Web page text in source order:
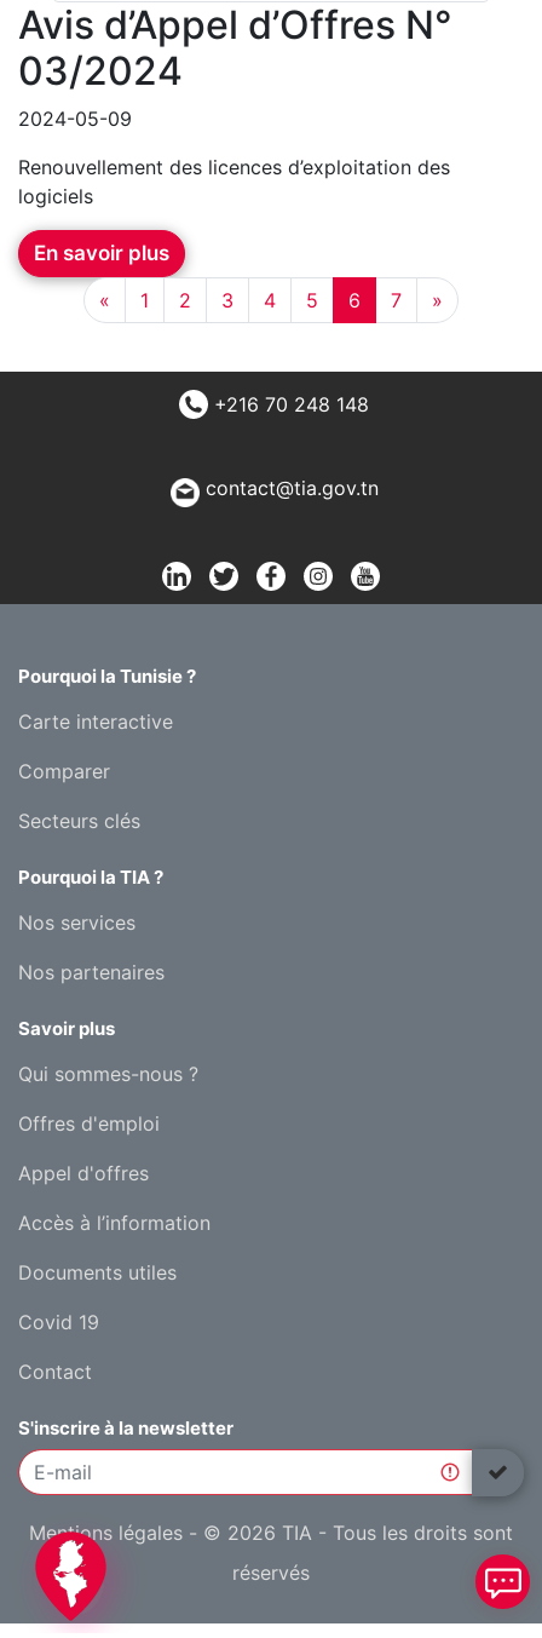
Avis d’Appel d’Offres N°
03/2024
2024-05-09
Renouvellement des licences d’exploitation des
logiciels
En savoir plus
«
1 2 3 4 5 6 7 »
+216 70 248 148
contact@tia.gov.tn
Pourquoi la Tunisie ?
Carte interactive
Comparer
Secteurs clés
Pourquoi la TIA ?
Nos services
Nos partenaires
Savoir plus
Qui sommes-nous ?
Offres d'emploi
Appel d'offres
Accès à l’information
Documents utiles
Covid 19
Contact
S'inscrire à la newsletter
Mentions légales - © 2026 TIA - Tous les droits sont
réservés